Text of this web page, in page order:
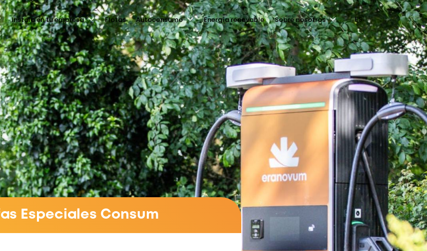
Instala en tu empresa Flotas Autoconsumo Energía renovable Sobre nosotros ES
Especiales Consum